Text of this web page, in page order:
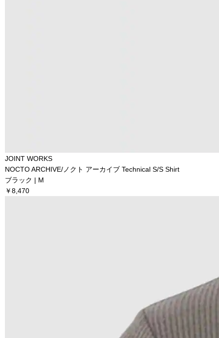
JOINT WORKS
NOCTO ARCHIVE/ノクト アーカイブ Technical S/S Shirt
ブラック | M
￥8,470